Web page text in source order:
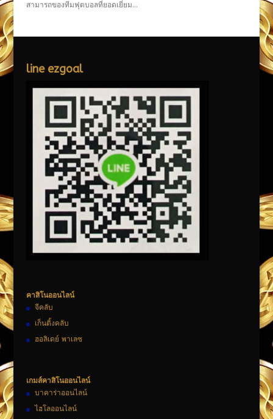
สามารถของทีมฟุตบอลที่ยอดเยี่ยม...
line ezgoal
คาสิโนออนไลน์
จีคลับ
เก็นติ้งคลับ
ฮอลิเดย์ พาเลซ
เกมส์คาสิโนออนไลน์
บาคาร่าออนไลน์
ไฮโลออนไลน์